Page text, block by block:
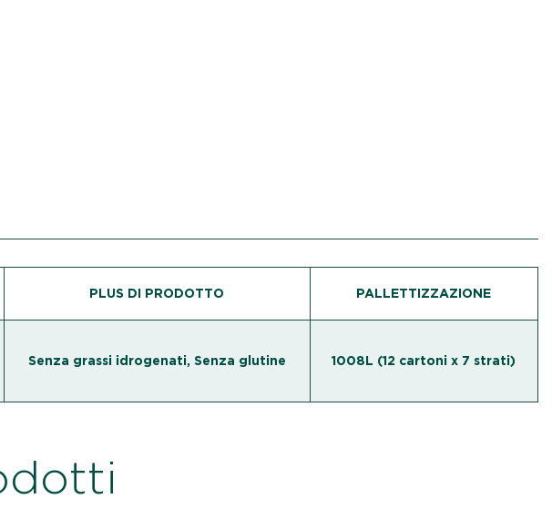
PLUS DI PRODOTTO PALLETTIZZAZIONE
Senza grassi idrogenati, Senza glutine 1008L (12 cartoni x 7 strati)